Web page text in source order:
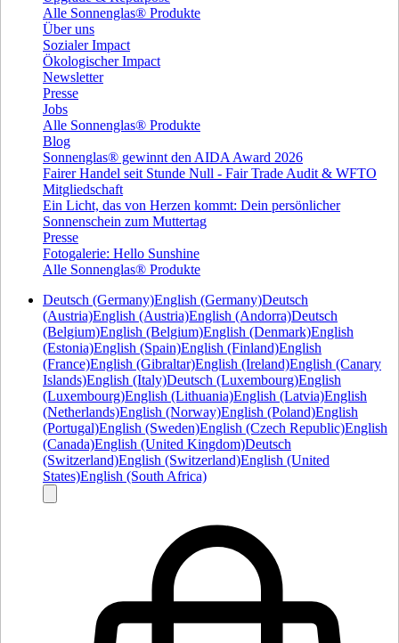
Alle Sonnenglas® Produkte
Über uns
Sozialer Impact
Ökologischer Impact
Newsletter
Presse
Jobs
Alle Sonnenglas® Produkte
Blog
Sonnenglas® gewinnt den AIDA Award 2026
Fairer Handel seit Stunde Null - Fair Trade Audit & WFTO
Mitgliedschaft
Ein Licht, das von Herzen kommt: Dein persönlicher
Sonnenschein zum Muttertag
Presse
Fotogalerie: Hello Sunshine
Alle Sonnenglas® Produkte
Deutsch (Germany)English (Germany)Deutsch
(Austria)English (Austria)English (Andorra)Deutsch
(Belgium)English (Belgium)English (Denmark)English
(Estonia)English (Spain)English (Finland)English
(France)English (Gibraltar)English (Ireland)English (Canary
Islands)English (Italy)Deutsch (Luxembourg)English
(Luxembourg)English (Lithuania)English (Latvia)English
(Netherlands)English (Norway)English (Poland)English
(Portugal)English (Sweden)English (Czech Republic)English
(Canada)English (United Kingdom)Deutsch
(Switzerland)English (Switzerland)English (United
States)English (South Africa)